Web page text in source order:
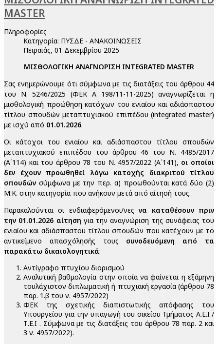
MASTER
Πληροφορίες
Κατηγορία: ΠΥΣΔΕ - ΑΝΑΚΟΙΝΩΣΕΙΣ
Πειραιάς, 01 Δεκεμβρίου 2025
ΜΙΣΘΟΛΟΓΙΚΗ ΑΝΑΓΝΩΡΙΣΗ INTEGRATED MASTER
Σας ενημερώνουμε ότι σύμφωνα με τις διατάξεις του άρθρου 44
του Ν. 5246/2025 (ΦΕΚ Α 198/11-11-2025) αναγνωρίζεται η
μισθολογική προώθηση κατόχων του ενιαίου και αδιάσπαστου
τίτλου σπουδών μεταπτυχιακού επιπέδου (integrated master)
με ισχύ από 01.01.2026.
Οι κάτοχοι του ενιαίου και αδιάσπαστου τίτλου σπουδών
μεταπτυχιακού επιπέδου του άρθρου 46 του Ν. 4485/2017
(Α΄114) και του άρθρου 78 του Ν. 4957/2022 (Α΄141), οι οποίοι
δεν έχουν προωθηθεί λόγω κατοχής διακριτού τίτλου
σπουδών σύμφωνα με την περ. α) προωθούνται κατά δύο (2)
Μ.Κ. στην κατηγορία που ανήκουν μετά από αίτησή τους.
Παρακαλούνται οι ενδιαφερόμενοι/νεςνα καταθέσουν πριν
την 01.01.2026 αίτηση για την αναγνώριση της συνάφειας του
ενιαίου και αδιάσπαστου τίτλου σπουδών που κατέχουν με το
αντικείμενο απασχόλησής τους συνοδευόμενη από τα
παρακάτω δικαιολογητικά:
Αντίγραφο πτυχίου διορισμού
Αναλυτική βαθμολογία στην οποία να φαίνεται η εξάμηνη
τουλάχιστον διπλωματική ή πτυχιακή εργασία (άρθρου 78
παρ. 1.β του ν. 4957/2022)
ΦΕΚ της σχετικής διαπιστωτικής απόφασης του
Υπουργείου για την υπαγωγή του οικείου Τμήματος Α.Ε.Ι /
Τ.Ε.Ι . Σύμφωνα με τις διατάξεις του άρθρου 78 παρ. 2 και
3 ν. 4957/2022).